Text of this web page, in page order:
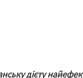
дієту